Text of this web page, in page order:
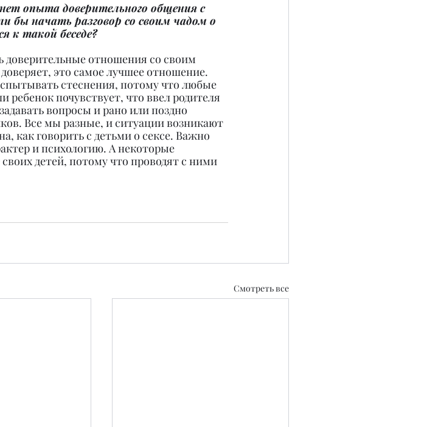
опыта доверительного общения с
бы начать разговор со своим чадом о
к такой беседе?
доверительные отношения со своим
это самое лучшее отношение.
стеснения, потому что любые
почувствует, что ввел родителя
вопросы и рано или поздно
Все мы разные, и ситуации возникают
как говорить с детьми о сексе. Важно
и психологию. А некоторые
детей, потому что проводят с ними
Смотреть все